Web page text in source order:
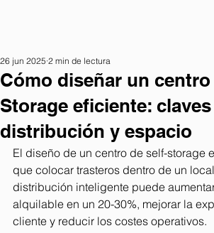
Cómo diseñar un centro
Storage eficiente:
distribución y espacio
26 jun 2025 2 min de lectura
El diseño de un centro de self-storage
que colocar trasteros dentro de un
distribución inteligente puede
alquilable en un 20-30%, mejorar la
cliente y reducir los costes operativos.